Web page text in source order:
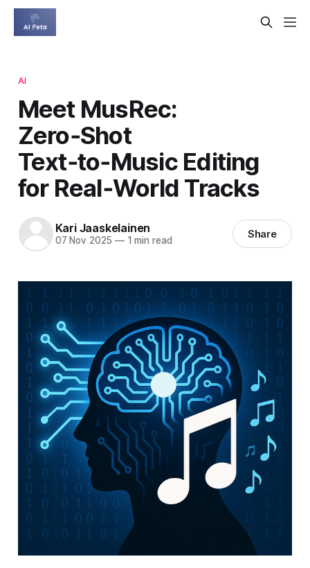
AI
Meet MusRec:
Zero‑Shot
Text‑to‑Music Editing
for Real‑World Tracks
Kari Jaaskelainen
07 Nov 2025 —1 min read Share